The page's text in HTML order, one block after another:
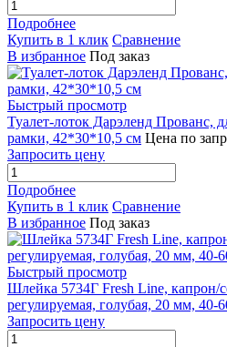
Подробнее
Купить в 1 клик Сравнение
В избранное Под заказ
Быстрый просмотр
Туалет-лоток Дарэленд Прованс,
рамки, 42*30*10,5 см Цена по
Запросить цену
Подробнее
Купить в 1 клик Сравнение
В избранное Под заказ
Быстрый просмотр
Шлейка 5734Г Fresh Line, капрон/
регулируемая, голубая, 20 мм, 40-
Запросить цену